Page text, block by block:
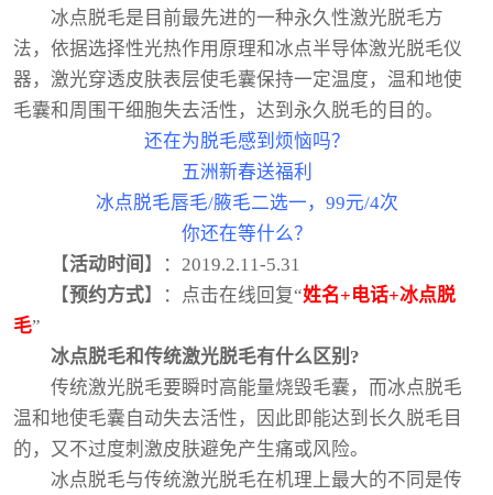
冰点脱毛是目前最先进的一种永久性激光脱毛方
法，依据选择性光热作用原理和冰点半导体激光脱毛仪
器，激光穿透皮肤表层使毛囊保持一定温度，温和地使
毛囊和周围干细胞失去活性，达到永久脱毛的目的。
还在为脱毛感到烦恼吗？
五洲新春送福利
冰点脱毛唇毛/腋毛二选一，99元/4次
你还在等什么？
【活动时间 】：2019.2.11-5.31
【预约方式】：点击在线回复“姓名+电话+冰点脱
毛”
冰点脱毛和传统激光脱毛有什么区别?
传统激光脱毛要瞬时高能量烧毁毛囊，而冰点脱毛
温和地使毛囊自动失去活性，因此即能达到长久脱毛目
的，又不过度刺激皮肤避免产生痛或风险。
冰点脱毛与传统激光脱毛在机理上最大的不同是传